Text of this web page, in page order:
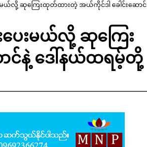
မယ်လို့ ဆုကြေးထုတ်ထားတဲ့ အယ်ကိုင်ဒါ ခေါင်းဆောင်
ပေးမယ်လို့ ဆုကြေး
င်နဲ့ ဒေါ်နယ်ထရမ့်တို့